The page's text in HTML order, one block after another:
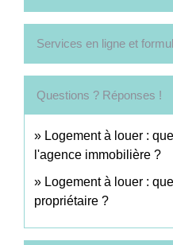
Services en ligne et
Questions ? Réponses !
Logement à louer :
l'agence immobilière ?
Logement à louer :
propriétaire ?